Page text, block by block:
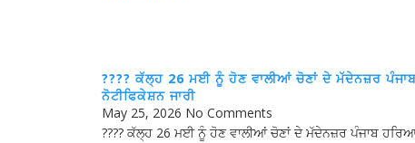
???? ਕੱਲ੍ਹ 26 ਮਈ ਨੂੰ ਹੋਣ ਵਾਲੀਆਂ ਚੋਣਾਂ ਦੇ ਮੱਦੇਨਜ਼ਰ
ਨੋਟੀਫਿਕੇਸ਼ਨ ਜਾਰੀ
May 25, 2026 No Comments
???? ਕੱਲ੍ਹ 26 ਮਈ ਨੂੰ ਹੋਣ ਵਾਲੀਆਂ ਚੋਣਾਂ ਦੇ ਮੱਦੇਨਜ਼ਰ ਪੰਜਾਬ